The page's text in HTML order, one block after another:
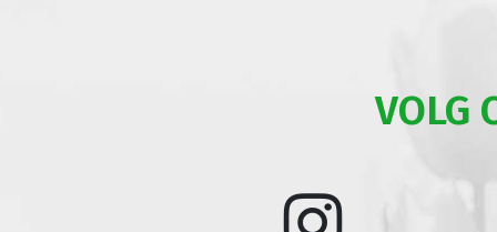
VOLG